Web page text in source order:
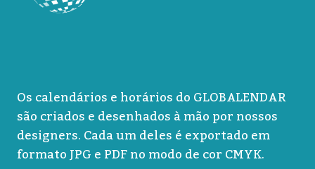
Os calendários e horários do GLOBALENDAR
são criados e desenhados à mão por nossos
designers. Cada um deles é exportado em
formato JPG e PDF no modo de cor CMYK.